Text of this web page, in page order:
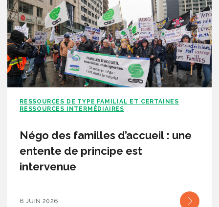
RESSOURCES DE TYPE FAMILIAL ET CERTAINES
RESSOURCES INTERMÉDIAIRES
Négo des familles d’accueil : une
entente de principe est
intervenue
6 JUIN 2026